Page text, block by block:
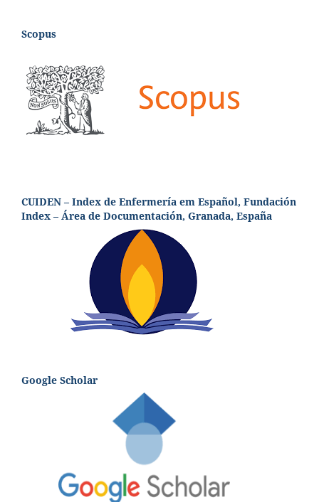
Scopus
CUIDEN – Index de Enfermería em Español, Fundación
Index – Área de Documentación, Granada, España
Google Scholar